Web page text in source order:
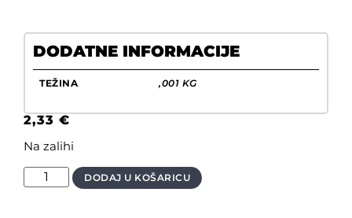
DODATNE INFORMACIJE
TEŽINA ,001 KG
2,33 €
Na zalihi
DODAJ U KOŠARICU